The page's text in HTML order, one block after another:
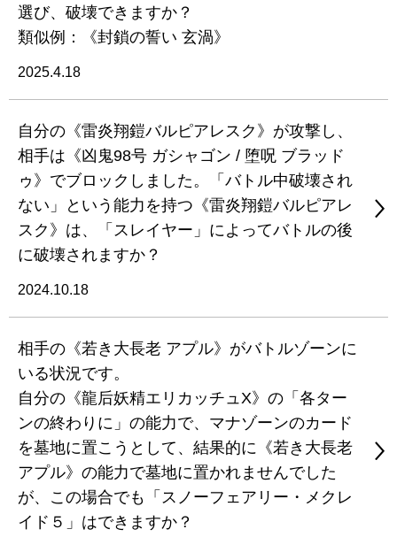
選び、破壊できますか？
類似例：《封鎖の誓い 玄渦》
2025.4.18
自分の《雷炎翔鎧バルピアレスク》が攻撃し、
相手は《凶鬼98号 ガシャゴン / 堕呪 ブラッド
ゥ》でブロックしました。「バトル中破壊され
ない」という能力を持つ《雷炎翔鎧バルピアレ
スク》は、「スレイヤー」によってバトルの後
に破壊されますか？
2024.10.18
相手の《若き大長老 アプル》がバトルゾーンに
いる状況です。
自分の《龍后妖精エリカッチュX》の「各ター
ンの終わりに」の能力で、マナゾーンのカード
を墓地に置こうとして、結果的に《若き大長老
アプル》の能力で墓地に置かれませんでした
が、この場合でも「スノーフェアリー・メクレ
イド５」はできますか？